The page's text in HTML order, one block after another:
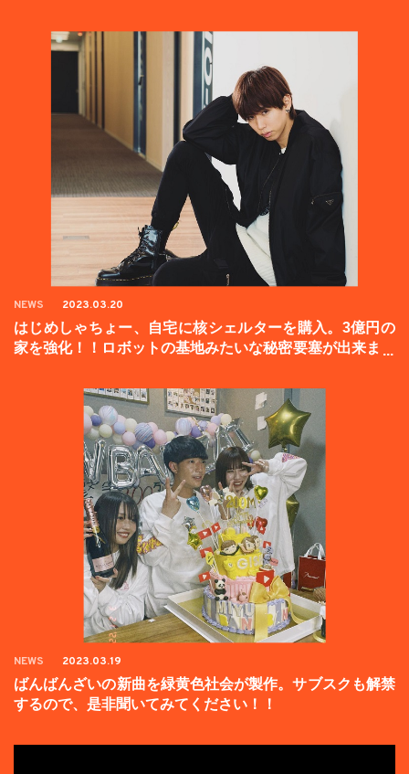
NEWS 2023.03.20
はじめしゃちょー、自宅に核シェルターを購入。3億円の
家を強化！！ロボットの基地みたいな秘密要塞が出来まし
NEWS 2023.03.19
ばんばんざいの新曲を緑黄色社会が製作。サブスクも解禁
するので、是非聞いてみてください！！